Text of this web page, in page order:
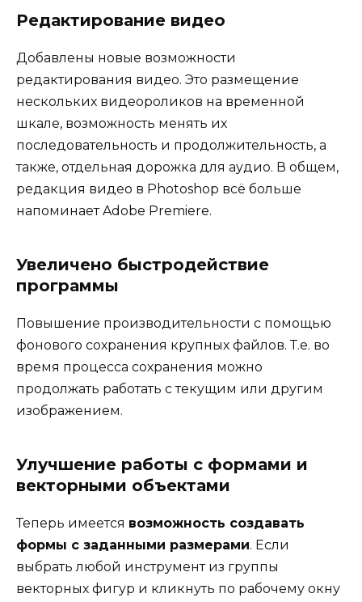
Редактирование видео
Добавлены новые возможности
редактирования видео. Это размещение
нескольких видеороликов на временной
шкале, возможность менять их
последовательность и продолжительность, а
также, отдельная дорожка для аудио. В общем,
редакция видео в Photoshop всё больше
напоминает Adobe Premiere.
Увеличено быстродействие
программы
Повышение производительности с помощью
фонового сохранения крупных файлов. Т.е. во
время процесса сохранения можно
продолжать работать с текущим или другим
изображением.
Улучшение работы с формами и
векторными объектами
Теперь имеется возможность создавать
формы с заданными размерами. Если
выбрать любой инструмент из группы
векторных фигур и кликнуть по рабочему окну